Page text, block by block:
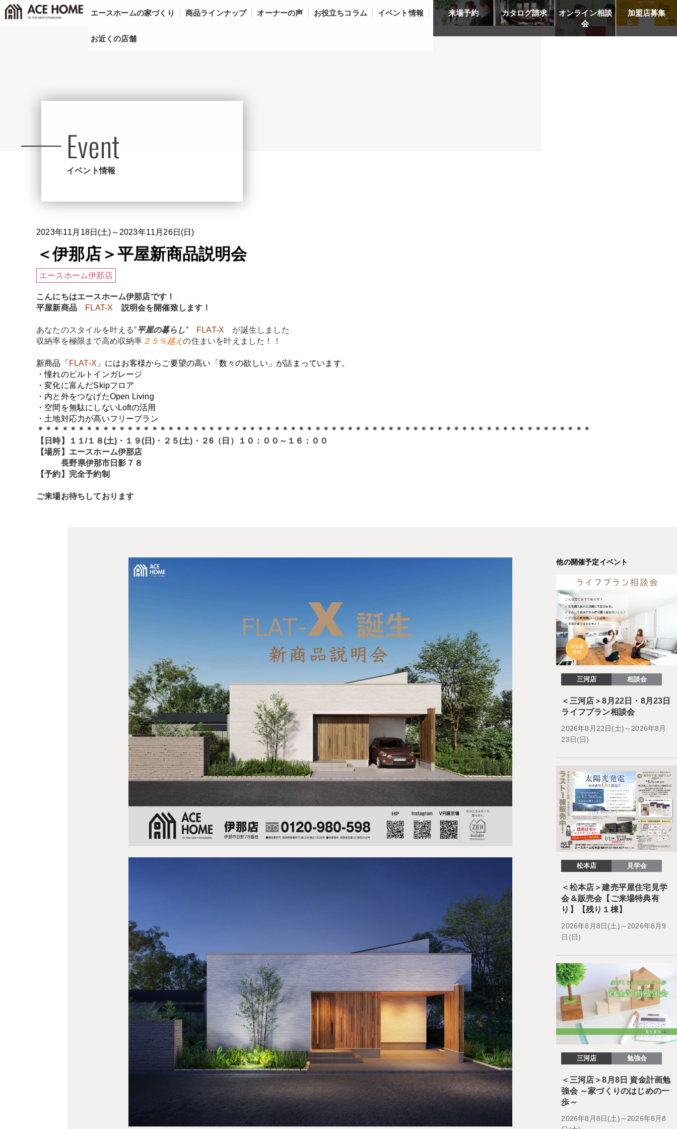
エースホームの家づくり 商品ラインナップ オーナーの声 お役立ちコラム イベント情報
お近くの店舗
来場予約 カタログ請求
オンライン相談
会
加盟店募集
Event
イベント情報
2023年11月18日(土)～2023年11月26日(日)
＜伊那店＞平屋新商品説明会
エースホーム伊那店
こんにちはエースホーム伊那店です！
平屋新商品
FLAT-X 説明会を開催致します！
あなたのスタイルを叶える”平屋の暮らし” FLAT-X が誕生しました
収納率を極限まで高め収納率 ２５％越えの住まいを叶えました！！
新商品「 FLAT-X 」にはお客様からご要望の高い「数々の欲しい」が詰まっています。
・憧れのビルトインガレージ
・変化に富んだSkipフロア
・内と外をつなげたOpen Living
・空間を無駄にしないLoftの活用
・土地対応力が高いフリープラン
＊＊＊＊＊＊＊＊＊＊＊＊＊＊＊＊＊＊＊＊＊＊＊＊＊＊＊＊＊＊＊＊＊＊＊＊＊＊＊＊＊＊＊＊＊＊＊＊＊＊＊＊＊＊＊＊＊＊＊＊＊＊＊＊＊＊＊＊
【日時】１１/１８(土)・１９(日)・２５(土)・２6（日）１０：００～１６：００
【場所】エースホーム伊那店
長野県伊那市日影７８
【予約】完全予約制
ご来場お待ちしております
他の開催予定イベント
三河店 相談会
＜三河店＞8月22日・8月23日
ライフプラン相談会
2026年8月22日(土)～2026年8月
23日(日)
松本店 見学会
＜松本店＞建売平屋住宅見学
会＆販売会【ご来場特典有
り】【残り１棟】
2026年8月8日(土)～2026年8月9
日(日)
三河店 勉強会
＜三河店＞8月8日 資金計画勉
強会 ～家づくりのはじめの一
歩～
2026年8月8日(土)～2026年8月8